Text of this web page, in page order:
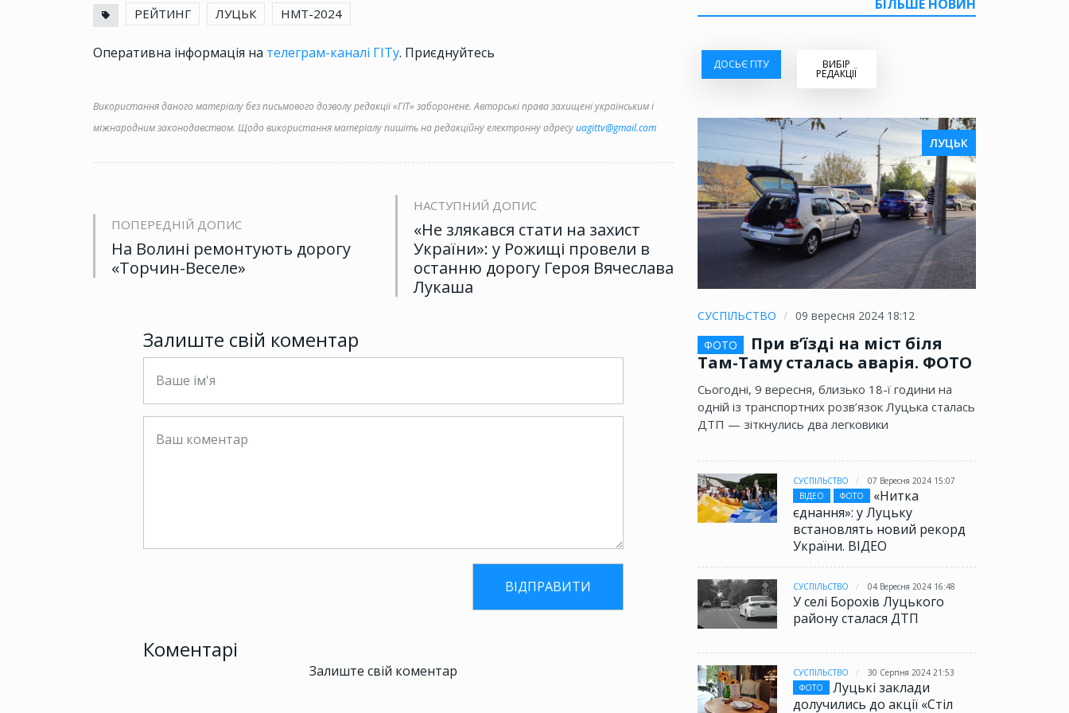
БІЛЬШЕ НОВИН
ДОСЬЄ ГІТУ ВИБІР
РЕДАКЦІЇ
ЛУЦЬК
СУСПІЛЬСТВО
09 вересня 2024 18:12
ФОТО
При в’їзді на міст біля
Там-Таму сталась аварія. ФОТО
Сьогодні, 9 вересня, близько 18-ї години на
одній із транспортних розв’язок Луцька сталась
ДТП — зіткнулись два легковики
СУСПІЛЬСТВО
07 Вересня 2024 15:07
ВІДЕО
ФОТО
«Нитка
єднання»: у Луцьку
встановлять новий рекорд
України. ВІДЕО
СУСПІЛЬСТВО 04 Вересня 2024 16:48
У селі Борохів Луцького
району сталася ДТП
СУСПІЛЬСТВО
30 Серпня 2024 21:53
ФОТО
Луцькі заклади
долучились до акції «Стіл
РЕЙТИНГ ЛУЦЬК НМТ-2024
Оперативна інформація на телеграм-каналі ГІТу. Приєднуйтесь
Використання даного матеріалу без письмового дозволу редакції «ГІТ» заборонене. Авторські права захищені українським і
міжнародним законодавством. Щодо використання матеріалу пишіть на редакційну електронну адресуuagittv@gmail.com
ПОПЕРЕДНІЙ ДОПИС
На Волині ремонтують дорогу
«Торчин-Веселе»
НАСТУПНИЙ ДОПИС
«Не злякався стати на захист
України»: у Рожищі провели в
останню дорогу Героя Вячеслава
Лукаша
Залиште свій коментар
Коментарі
Залиште свій коментар